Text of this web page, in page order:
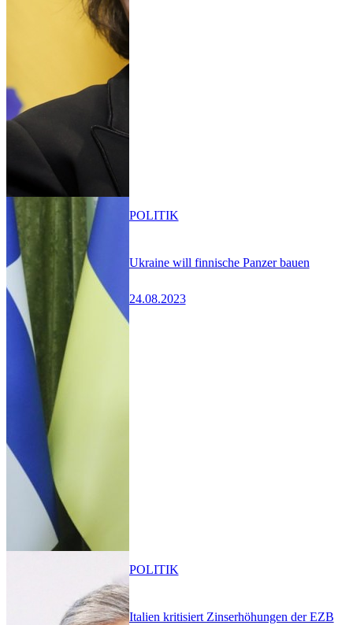
Ukraine will finnische Panzer bauen
24.08.2023
POLITIK
Italien kritisiert Zinserhöhungen der EZB
POLITIK